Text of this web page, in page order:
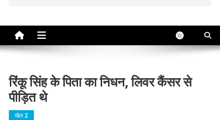
रिंकू सिंह के पिता का निधन, लिवर कैंसर से
पीड़ित थे
खेल 2